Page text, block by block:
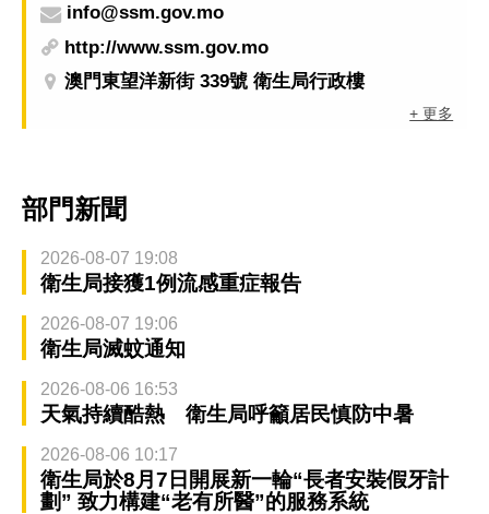
info@ssm.gov.mo
http://www.ssm.gov.mo
澳門東望洋新街 339號 衛生局行政樓
+ 更多
部門新聞
2026-08-07 19:08
衛生局接獲1例流感重症報告
2026-08-07 19:06
衛生局滅蚊通知
2026-08-06 16:53
天氣持續酷熱 衛生局呼籲居民慎防中暑
2026-08-06 10:17
衛生局於8月7日開展新一輪“長者安裝假牙計
劃” 致力構建“老有所醫”的服務系統